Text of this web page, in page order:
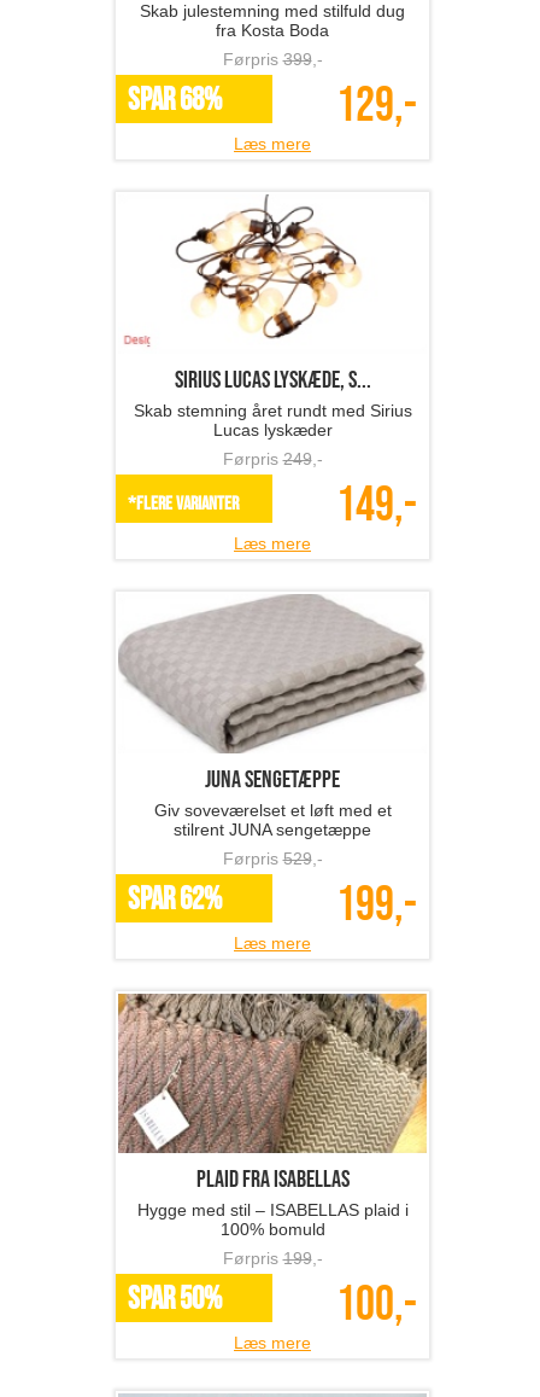
Skab julestemning med stilfuld dug
fra Kosta Boda
Førpris399,-
SPAR 68% 129,-
Læs mere
Sirius LUCAS lyskæde, s...
Skab stemning året rundt med Sirius
Lucas lyskæder
Førpris249,-
*Flere varianter 149,-
Læs mere
JUNA sengetæppe
Giv soveværelset et løft med et
stilrent JUNA sengetæppe
Førpris529,-
SPAR 62% 199,-
Læs mere
Plaid fra ISABELLAS
Hygge med stil – ISABELLAS plaid i
100% bomuld
Førpris199,-
SPAR 50% 100,-
Læs mere